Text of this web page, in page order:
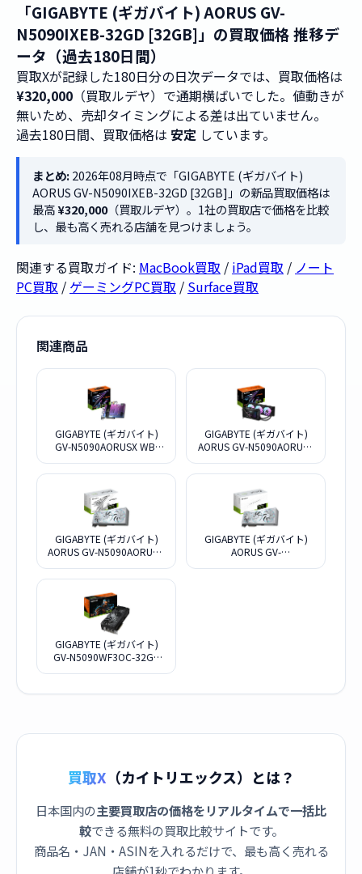
「GIGABYTE (ギガバイト) AORUS GV-
N5090IXEB-32GD [32GB]」の買取価格 推移デ
ータ（過去180日間）
買取Xが記録した180日分の日次データでは、買取価格は
¥320,000 （買取ルデヤ）で通期横ばいでした。値動きが
無いため、売却タイミングによる差は出ていません。
過去180日間、買取価格は 安定 しています。
まとめ:2026年08月時点で「GIGABYTE (ギガバイト)
AORUS GV-N5090IXEB-32GD [32GB]」の新品買取価格は
最高¥320,000（買取ルデヤ）。1社の買取店で価格を比較
し、最も高く売れる店舗を見つけましょう。
関連する買取ガイド: MacBook買取 / iPad買取 / ノート
PC買取 / ゲーミングPC買取 / Surface買取
関連商品
GIGABYTE (ギガバイト)
GV-N5090AORUSX WB-
GIGABYTE (ギガバイト)
AORUS GV-N5090AORUSX
GIGABYTE (ギガバイト)
AORUS GV-N5090AORUSM
GIGABYTE (ギガバイト)
AORUS GV-
GIGABYTE (ギガバイト)
GV-N5090WF3OC-32GD
買取X （カイトリエックス）とは？
日本国内の主要買取店の価格をリアルタイムで一括比
較できる無料の買取比較サイトです。
商品名・JAN・ASINを入れるだけで、最も高く売れる